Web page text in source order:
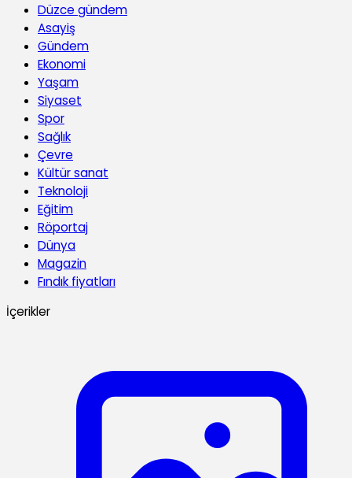
Düzce gündem
Asayiş
Gündem
Ekonomi
Yaşam
Siyaset
Spor
Sağlık
Çevre
Kültür sanat
Teknoloji
Eğitim
Röportaj
Dünya
Magazin
Fındık fiyatları
İçerikler